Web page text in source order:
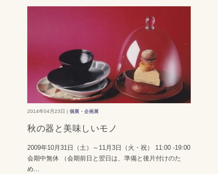
2014年04月23日 | 個展・企画展
秋の器と美味しいモノ
2009年10月31日（土）～11月3日（火・祝） 11:00 -19:00
会期中無休 （会期前日と翌日は、準備と後片付けのた
め...